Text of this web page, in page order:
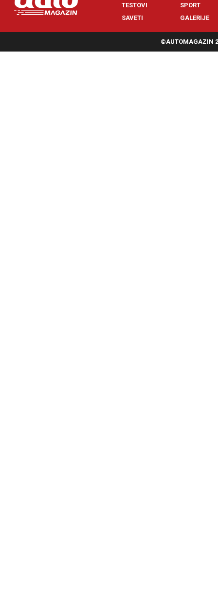
TESTOVI
SAVETI
SPORT
GALERIJE
©AUTOMAGAZIN